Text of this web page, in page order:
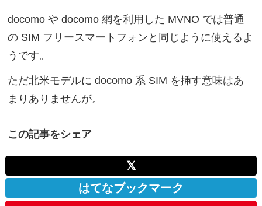
docomo や docomo 網を利用した MVNO では普通
の SIM フリースマートフォンと同じように使えるよ
うです。
ただ北米モデルに docomo 系 SIM を挿す意味はあ
まりありませんが。
この記事をシェア
𝕏
はてなブックマーク